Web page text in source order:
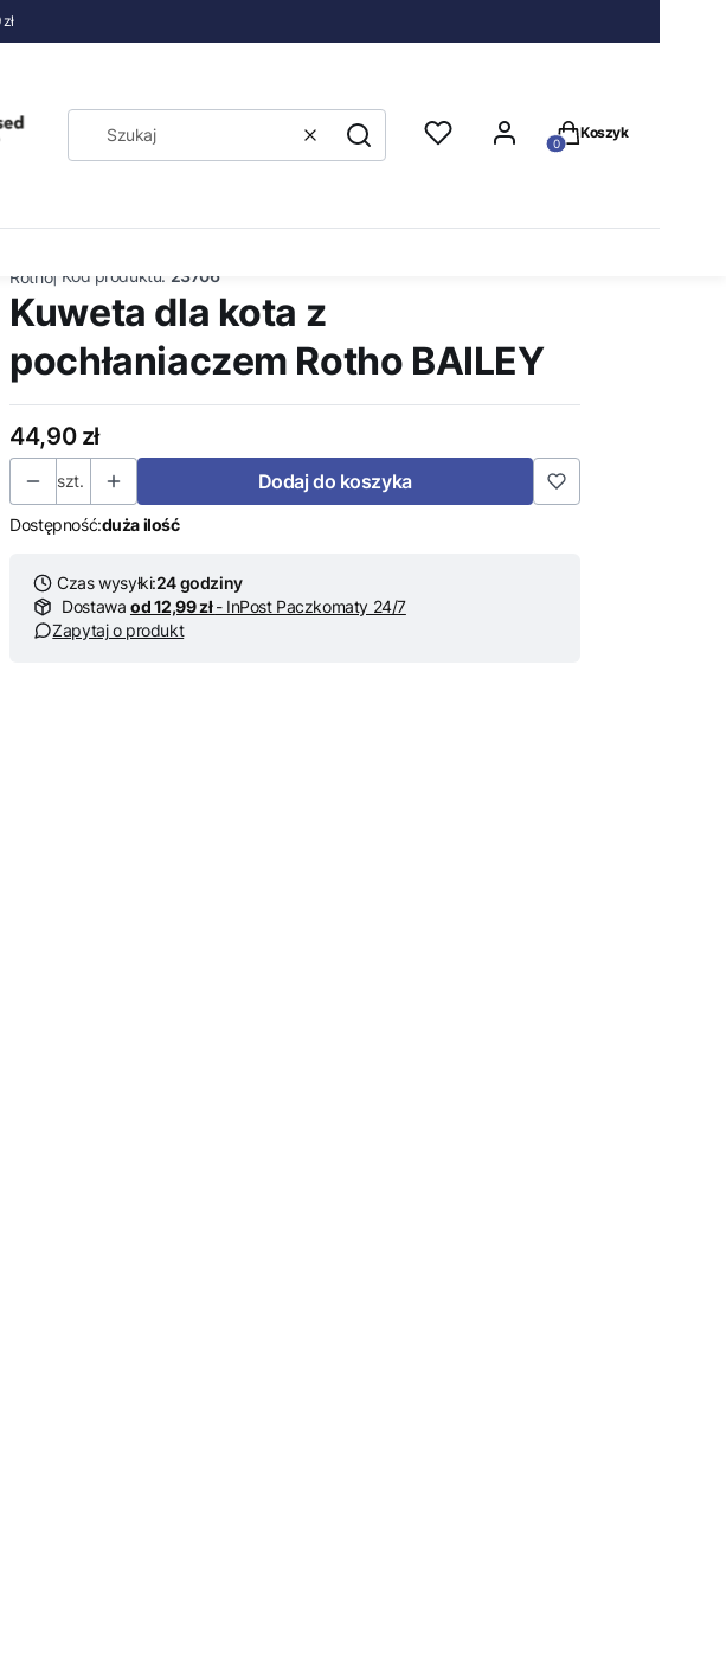
WyczyśćSzukaj
Produkty w
Koszyk
Rotho| Kod produktu: 23706
Kuweta dla kota z
pochłaniaczem Rotho BAILEY
Cena
44,90 zł
szt. Dodaj do koszyka
Dostępność:duża ilość
Czas wysyłki:24 godziny
Dostawa od 12,99 zł- InPost Paczkomaty 24/7
Zapytaj o produkt